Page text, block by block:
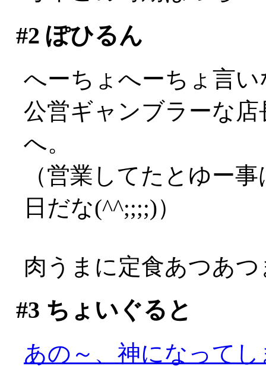
#2 ぽひるん
へーちょへーちょ言
公営ギャンブラーな
へ。
（営業してたとゆー
日だな(^^;;;;)）
肉うまに定食あつあ
#3 ちょいぐると
あの～、神になって